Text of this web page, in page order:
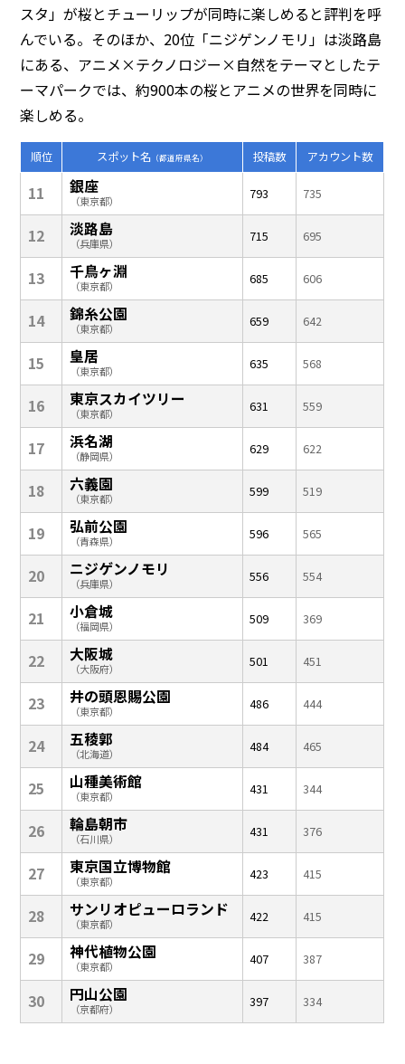
スタ」が桜とチューリップが同時に楽しめると評判を呼
んでいる。そのほか、20位「ニジゲンノモリ」は淡路島
にある、アニメ×テクノロジー×自然をテーマとしたテ
ーマパークでは、約900本の桜とアニメの世界を同時に
楽しめる。
順位 スポット名 （都道府県名） 投稿数 アカウント数
11 銀座
（東京都） 793 735
12 淡路島
（兵庫県） 715 695
13 千鳥ヶ淵
（東京都） 685 606
14 錦糸公園
（東京都） 659 642
15 皇居
（東京都） 635 568
16 東京スカイツリー
（東京都） 631 559
17 浜名湖
（静岡県） 629 622
18 六義園
（東京都） 599 519
19 弘前公園
（青森県） 596 565
20 ニジゲンノモリ
（兵庫県） 556 554
21 小倉城
（福岡県） 509 369
22 大阪城
（大阪府） 501 451
23 井の頭恩賜公園
（東京都） 486 444
24 五稜郭
（北海道） 484 465
25 山種美術館
（東京都） 431 344
26 輪島朝市
（石川県） 431 376
27 東京国立博物館
（東京都） 423 415
28 サンリオピューロランド
（東京都） 422 415
29 神代植物公園
（東京都） 407 387
30 円山公園
（京都府） 397 334